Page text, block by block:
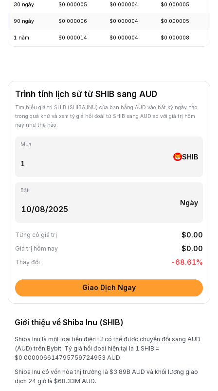
30 ngày $0.000005 $0.000004 $0.000005
90 ngày $0.000006 $0.000004 $0.000005
1 năm $0.000014 $0.000004 $0.000008
Trình tính lịch sử từ SHIB sang AUD
Tìm hiểu giá trị SHIB (SHIBA INU) của bạn bằng AUD vào bất kỳ ngày nào
trong quá khứ và xem tỷ giá hối đoái từ SHIB sang AUD so với giá trị hôm
nay như thế nào.
Mua
SHIB
Bật
Ngày
Từng có giá trị $0.00
Giá trị hôm nay $0.00
Thay đổi -68.61%
Giao Dịch Ngay
Giới thiệu về Shiba Inu (SHIB)
Shiba Inu là một loại tiền điện tử có thể được chuyển đổi sang AUD
(AUD) trên Bybit. Tỷ giá hối đoái hiện tại là 1 SHIB =
$0.000006614795759724953 AUD.
Shiba Inu có vốn hóa thị trường là $3.89B AUD và khối lượng giao
dịch 24 giờ là $68.33M AUD.